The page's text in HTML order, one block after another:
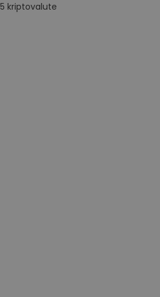
kriptovalute